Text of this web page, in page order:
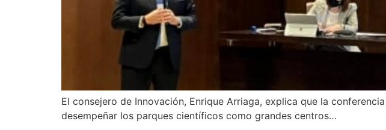
El consejero de Innovación, Enrique Arriaga, explica que la
desempeñar los parques científicos como grandes centros…